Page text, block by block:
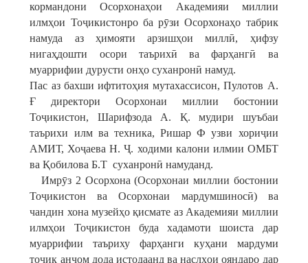
кормандони Осорхонаҳои Академияи миллии
илмҳои Тоҷикистонро ба рӯзи Осорхонаҳо табрик
намуда аз ҳимояти арзишҳои миллӣ, ҳифзу
нигаҳдошти осори таърихӣ ва фарҳангӣ ва
муаррифии дурусти онҳо суханронӣ намуд.
Пас аз бахши ифтитоҳия мутахассисон, Пулотов А.
Ғ директори Осорхонаи миллии бостонии
Тоҷикистон, Шарифзода А. Қ. мудири шуъбаи
таърихи илм ва техника, Ришар Ф узви хориҷии
АМИТ, Хоҷаева Н. Ҷ. ходими калони илмии ОМБТ
ва Қобилова Б.Т суханронӣ намуданд.
Имрӯз 2 Осорхона (Осорхонаи миллии бостонии
Тоҷикистон ва Осорхонаи мардумшиносӣ) ва
чандин хона музейҳо қисмате аз Академияи миллии
илмҳои Тоҷикистон буда хадамоти шоиста дар
муаррифии таъриху фарҳанги куҳани мардуми
тоҷик анҷом дода истодаанд ва наслҳои ояндаро дар